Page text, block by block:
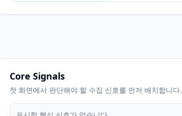
Core Signals
첫 화면에서 판단해야 할 수집 신호를 먼저 배치합니다.